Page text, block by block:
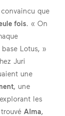
que
fois. « On
Lotus, »
Juri
une
, une
les
Alma,